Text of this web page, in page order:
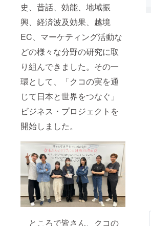
史、昔話、効能、地域振
興、経済波及効果、越境
EC、マーケティング活動な
どの様々な分野の研究に取
り組んできました。その一
環として、「クコの実を通
じて日本と世界をつなぐ」
ビジネス・プロジェクトを
開始しました。
ところで皆さん、クコの